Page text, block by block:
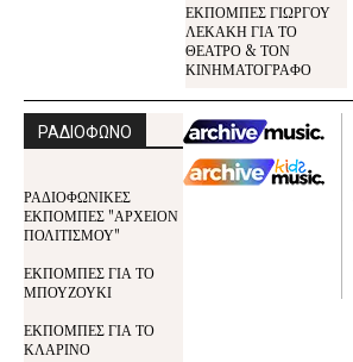
ΕΚΠΟΜΠΕΣ ΓΙΩΡΓΟΥ
ΛΕΚΑΚΗ ΓΙΑ ΤΟ
ΘΕΑΤΡΟ & ΤΟΝ
ΚΙΝΗΜΑΤΟΓΡΑΦΟ
ΡΑΔΙΟΦΩΝΟ
ΡΑΔΙΟΦΩΝΙΚΕΣ
ΕΚΠΟΜΠΕΣ "ΑΡΧΕΙΟΝ
ΠΟΛΙΤΙΣΜΟΥ"
ΕΚΠΟΜΠΕΣ ΓΙΑ ΤΟ
ΜΠΟΥΖΟΥΚΙ
ΕΚΠΟΜΠΕΣ ΓΙΑ ΤΟ
ΚΛΑΡΙΝΟ